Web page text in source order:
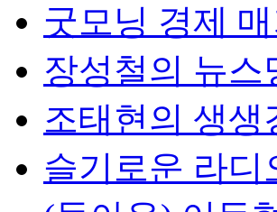
굿모닝 경제
장성철의 뉴스
조태현의 생생
슬기로운 라디